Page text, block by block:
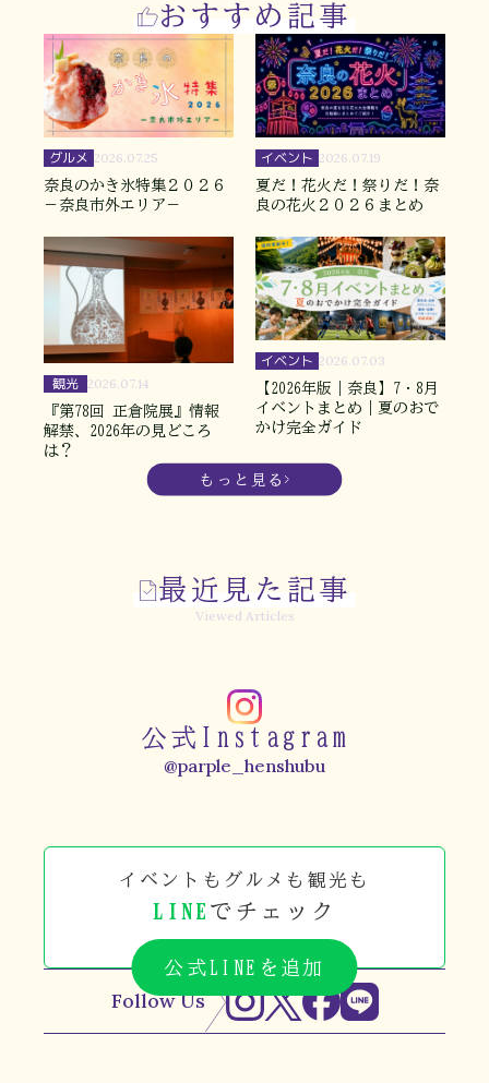
おすすめ記事
グルメ 2026.07.25
奈良のかき氷特集２０２６
－奈良市外エリア－
イベント 2026.07.19
夏だ！花火だ！祭りだ！奈
良の花火２０２６まとめ
観光 2026.07.14
『第78回 正倉院展』情報
解禁、2026年の見どころ
は？
イベント 2026.07.03
【2026年版｜奈良】7・8月
イベントまとめ｜夏のおで
かけ完全ガイド
もっと見る
最近見た記事
Viewed Articles
公式Instagram
@parple_henshubu
イベントもグルメも観光も
LINE でチェック
公式LINEを追加
Follow Us